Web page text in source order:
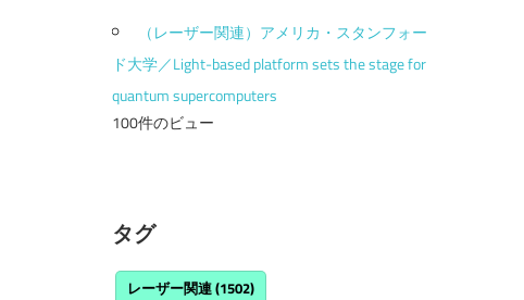
（レーザー関連）アメリカ・スタンフォー
ド大学／Light-based platform sets the stage for
quantum supercomputers
100件のビュー
タグ
レーザー関連(1502)